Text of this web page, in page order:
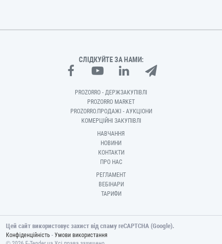
СЛІДКУЙТЕ ЗА НАМИ:
PROZORRO - ДЕРЖЗАКУПІВЛІ
PROZORRO MARKET
PROZORRO.ПРОДАЖІ - АУКЦІОНИ
КОМЕРЦІЙНІ ЗАКУПІВЛІ
НАВЧАННЯ
НОВИНИ
КОНТАКТИ
ПРО НАС
РЕГЛАМЕНТ
ВЕБІНАРИ
ТАРИФИ
Цей сайт використовує захист від спаму reCAPTCHA (Google).
Конфіденційність - Умови використання